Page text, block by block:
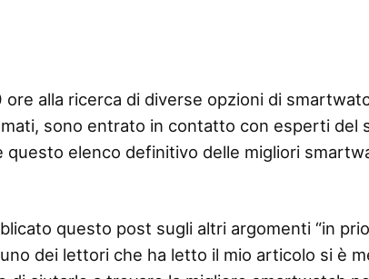
alla ricerca di diverse opzioni di
sono entrato in contatto con esperti del
questo elenco definitivo delle migliori
questo post sugli altri argomenti “in
dei lettori che ha letto il mio articolo si è